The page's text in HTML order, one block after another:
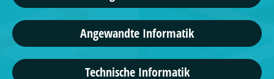
Angewandte Informatik
Technische Informatik